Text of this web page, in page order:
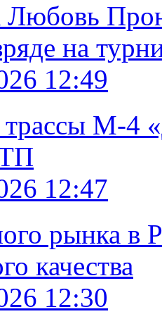
на
12:49
М‑4
12:47
рынка в
качества
12:30